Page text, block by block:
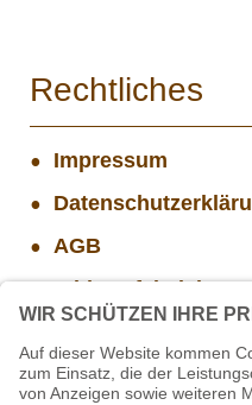
Rechtliches
Impressum
AGB